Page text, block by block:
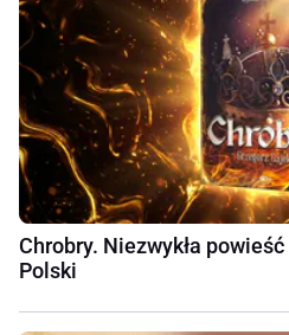
Chrobry. Niezwykła
Polski